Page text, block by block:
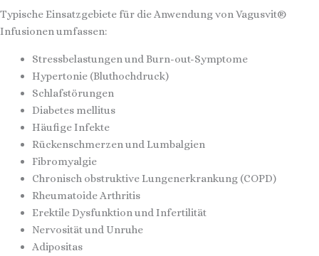
Typische Einsatzgebiete für die Anwendung von Vagusvit®
Infusionen umfassen:
Stressbelastungen und Burn-out-Symptome
Hypertonie (Bluthochdruck)
Schlafstörungen
Diabetes mellitus
Häufige Infekte
Rückenschmerzen und Lumbalgien
Fibromyalgie
Chronisch obstruktive Lungenerkrankung (COPD)
Rheumatoide Arthritis
Erektile Dysfunktion und Infertilität
Nervosität und Unruhe
Adipositas